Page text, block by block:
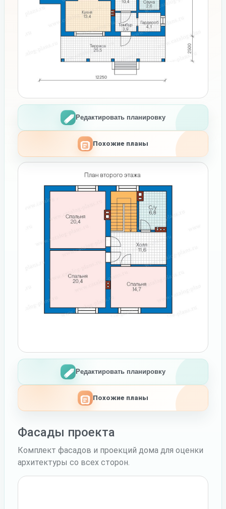
Редактировать планировку
Похожие планы
Редактировать планировку
Похожие планы
Фасады проекта
Комплект фасадов и проекций дома для оценки
архитектуры со всех сторон.